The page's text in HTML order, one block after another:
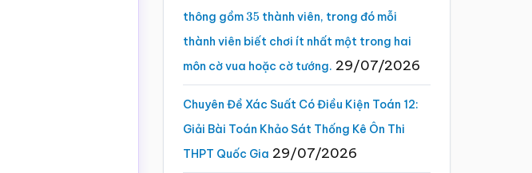
thông gồm35 thành viên, trong đó mỗi
thành viên biết chơi ít nhất một trong hai
môn cờ vua hoặc cờ tướng. 29/07/2026
Chuyên Đề Xác Suất Có Điều Kiện Toán 12:
Giải Bài Toán Khảo Sát Thống Kê Ôn Thi
THPT Quốc Gia 29/07/2026